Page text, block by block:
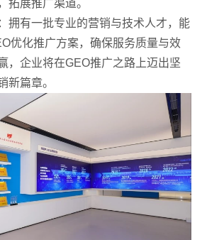
拓展推广渠道。
有一批专业的营销与技术人才，能
优化推广方案，确保服务质量与效
，企业将在GEO推广之路上迈出坚
新篇章。